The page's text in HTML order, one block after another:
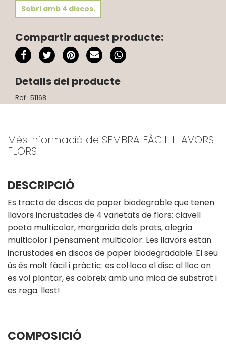
Sobri amb 4 discos.
Compartir aquest producte:
Detalls del producte
Ref.: 51168
Més informació de SEMBRA FÀCIL LLAVORS
FLORS
DESCRIPCIÓ
Es tracta de discos de paper biodegrable que tenen
llavors incrustades de 4 varietats de flors: clavell
poeta multicolor, margarida dels prats, alegria
multicolor i pensament multicolor. Les llavors estan
incrustades en discos de paper biodegradable. El seu
ús és molt fàcil i pràctic: es col·loca el disc al lloc on
es vol plantar, es cobreix amb una mica de substrat i
es rega. llest!
COMPOSICIÓ